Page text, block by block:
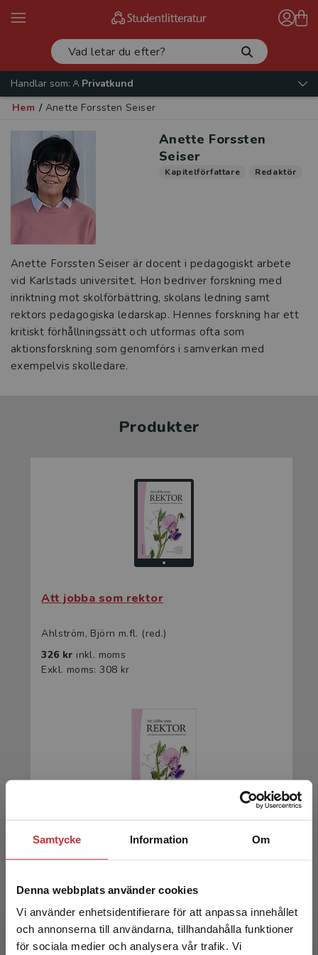
Samtycke Information Om
Denna webbplats använder cookies
Vi använder enhetsidentifierare för att anpassa innehållet
och annonserna till användarna, tillhandahålla funktioner
för sociala medier och analysera vår trafik. Vi
Handlar som:
Privatkund
Hem / Anette Forssten Seiser
Anette Forssten
Seiser
Kapitelförfattare Redaktör
Anette Forssten Seiser är docent i pedagogiskt arbete
vid Karlstads universitet. Hon bedriver forskning med
inriktning mot skolförbättring, skolans ledning samt
rektors pedagogiska ledarskap. Hennes forskning har ett
kritiskt förhållningssätt och utformas ofta som
aktionsforskning som genomförs i samverkan med
exempelvis skolledare.
Produkter
Att jobba som rektor
Ahlström, Björn m.fl. (red.)
326 kr inkl. moms
Exkl. moms: 308 kr
Ahlström, Björn m.fl. (red.)
523 kr inkl. moms
Exkl. moms: 493 kr